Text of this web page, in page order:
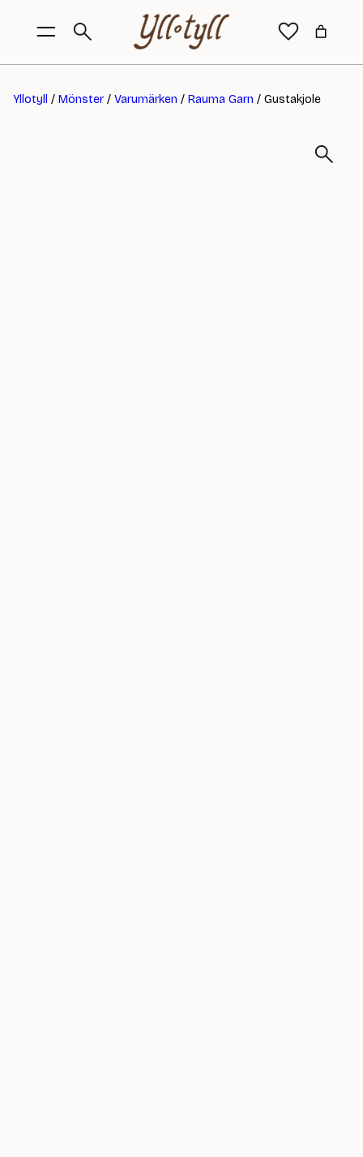
Yllotyll / Mönster/ Varumärken / Rauma Garn / Gustakjole